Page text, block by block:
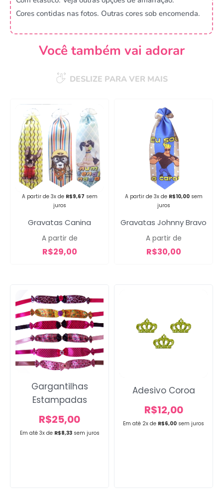
Cores contidas nas fotos. Outras cores sob encomenda.
Você também vai adorar
DESLIZE PARA VER MAIS
A partir de 3x de R$9,67 sem
juros
Gravatas Canina
A partir de
R$29,00
A partir de 3x de R$10,00 sem
juros
Gravatas Johnny Bravo
A partir de
R$30,00
Em até 3x de R$8,33 sem juros
Gargantilhas
Estampadas
R$25,00 Em até 2x de R$6,00 sem juros
Adesivo Coroa
R$12,00
Campanha lançada com
sucesso!